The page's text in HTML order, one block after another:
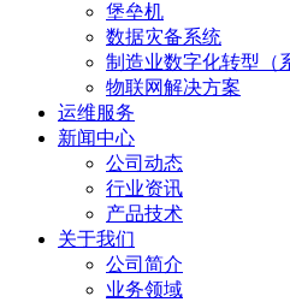
堡垒机
数据灾备系统
制造业数字化转型（
物联网解决方案
运维服务
新闻中心
公司动态
行业资讯
产品技术
关于我们
公司简介
业务领域